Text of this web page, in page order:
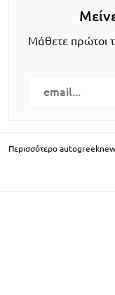
Μάθετε πρώτοι
Περισσότερο